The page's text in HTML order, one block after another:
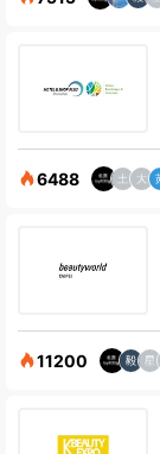
6488
11200